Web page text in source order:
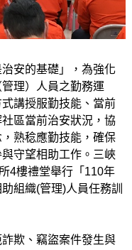
安的基礎」，為強化
理）人員之勤務運
講授服勤技能、當前
區當前治安狀況，協
熟稔應勤技能，確保
守望相助工作。三峽
4樓禮堂舉行「110年
組織(管理)人員任務訓
欺、竊盜案件發生與